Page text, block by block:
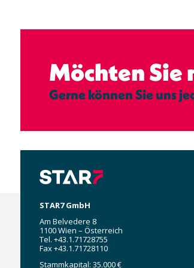
Möchten Sie
Gerne können Sie uns
STAR7 GmbH
Am Belvedere 8
1100 Wien – Österreich
Tel. +43.1.71728755
Fax +43.1.71728110
Stammkapital: 35.000 €